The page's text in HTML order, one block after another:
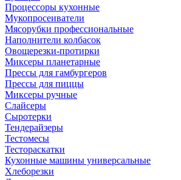
Процессоры кухонные
Мукопросеиватели
Мясорубки профессиональные
Наполнители колбасок
Овощерезки-протирки
Миксеры планетарные
Прессы для гамбургеров
Прессы для пиццы
Миксеры ручные
Слайсеры
Сыротерки
Тендерайзеры
Тестомесы
Тестораскатки
Кухонные машины универсальные
Хлеборезки